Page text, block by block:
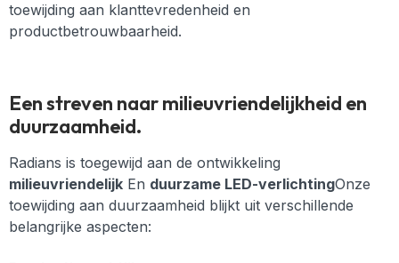
toewijding aan klanttevredenheid en
productbetrouwbaarheid.
Een streven naar milieuvriendelijkheid en
duurzaamheid.
Radians is toegewijd aan de ontwikkeling
milieuvriendelijk En duurzame LED-verlichtingOnze
toewijding aan duurzaamheid blijkt uit verschillende
belangrijke aspecten: